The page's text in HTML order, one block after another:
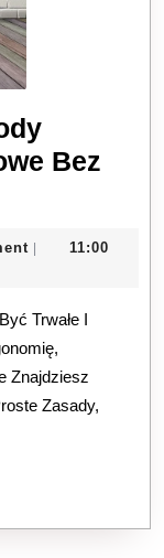
Bez
|
11:00
Trwałe I
Znajdziesz
Zasady,